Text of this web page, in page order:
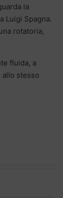
la
Luigi Spagna.
rotatoria,
fluida, a
stesso